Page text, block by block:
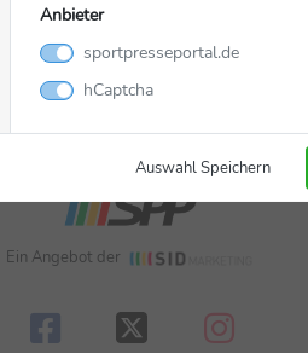
Ein Angebot der
Anbieter
sportpresseportal.de
hCaptcha
Auswahl Speichern